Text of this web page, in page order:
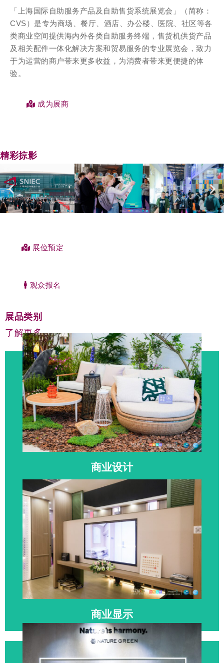
「上海国际自助服务产品及自助售货系统展览会」（简称：
CVS）是专为商场、餐厅、酒店、办公楼、医院、社区等各
类商业空间提供海内外各类自助服务终端，售货机供货产品
及相关配件一体化解决方案和贸易服务的专业展览会，致力
于为运营的商户带来更多收益，为消费者带来更便捷的体
验。
成为展商
精彩掠影
展位预定
观众报名
展品类别
了解更多
商业设计
商业空间设计 | 软装陈设设计 | 店铺设计 | 文旅度假场景
打造 | 商业美陈 | 景观营造
SHOP PLUS
上海国际商业空间博览会
点击参展
商业显示
商用数字显示终端 | 互动展示系统 | 商业场景数字化方案
SHOP PLUS
上海国际商业空间博览会
点击参展